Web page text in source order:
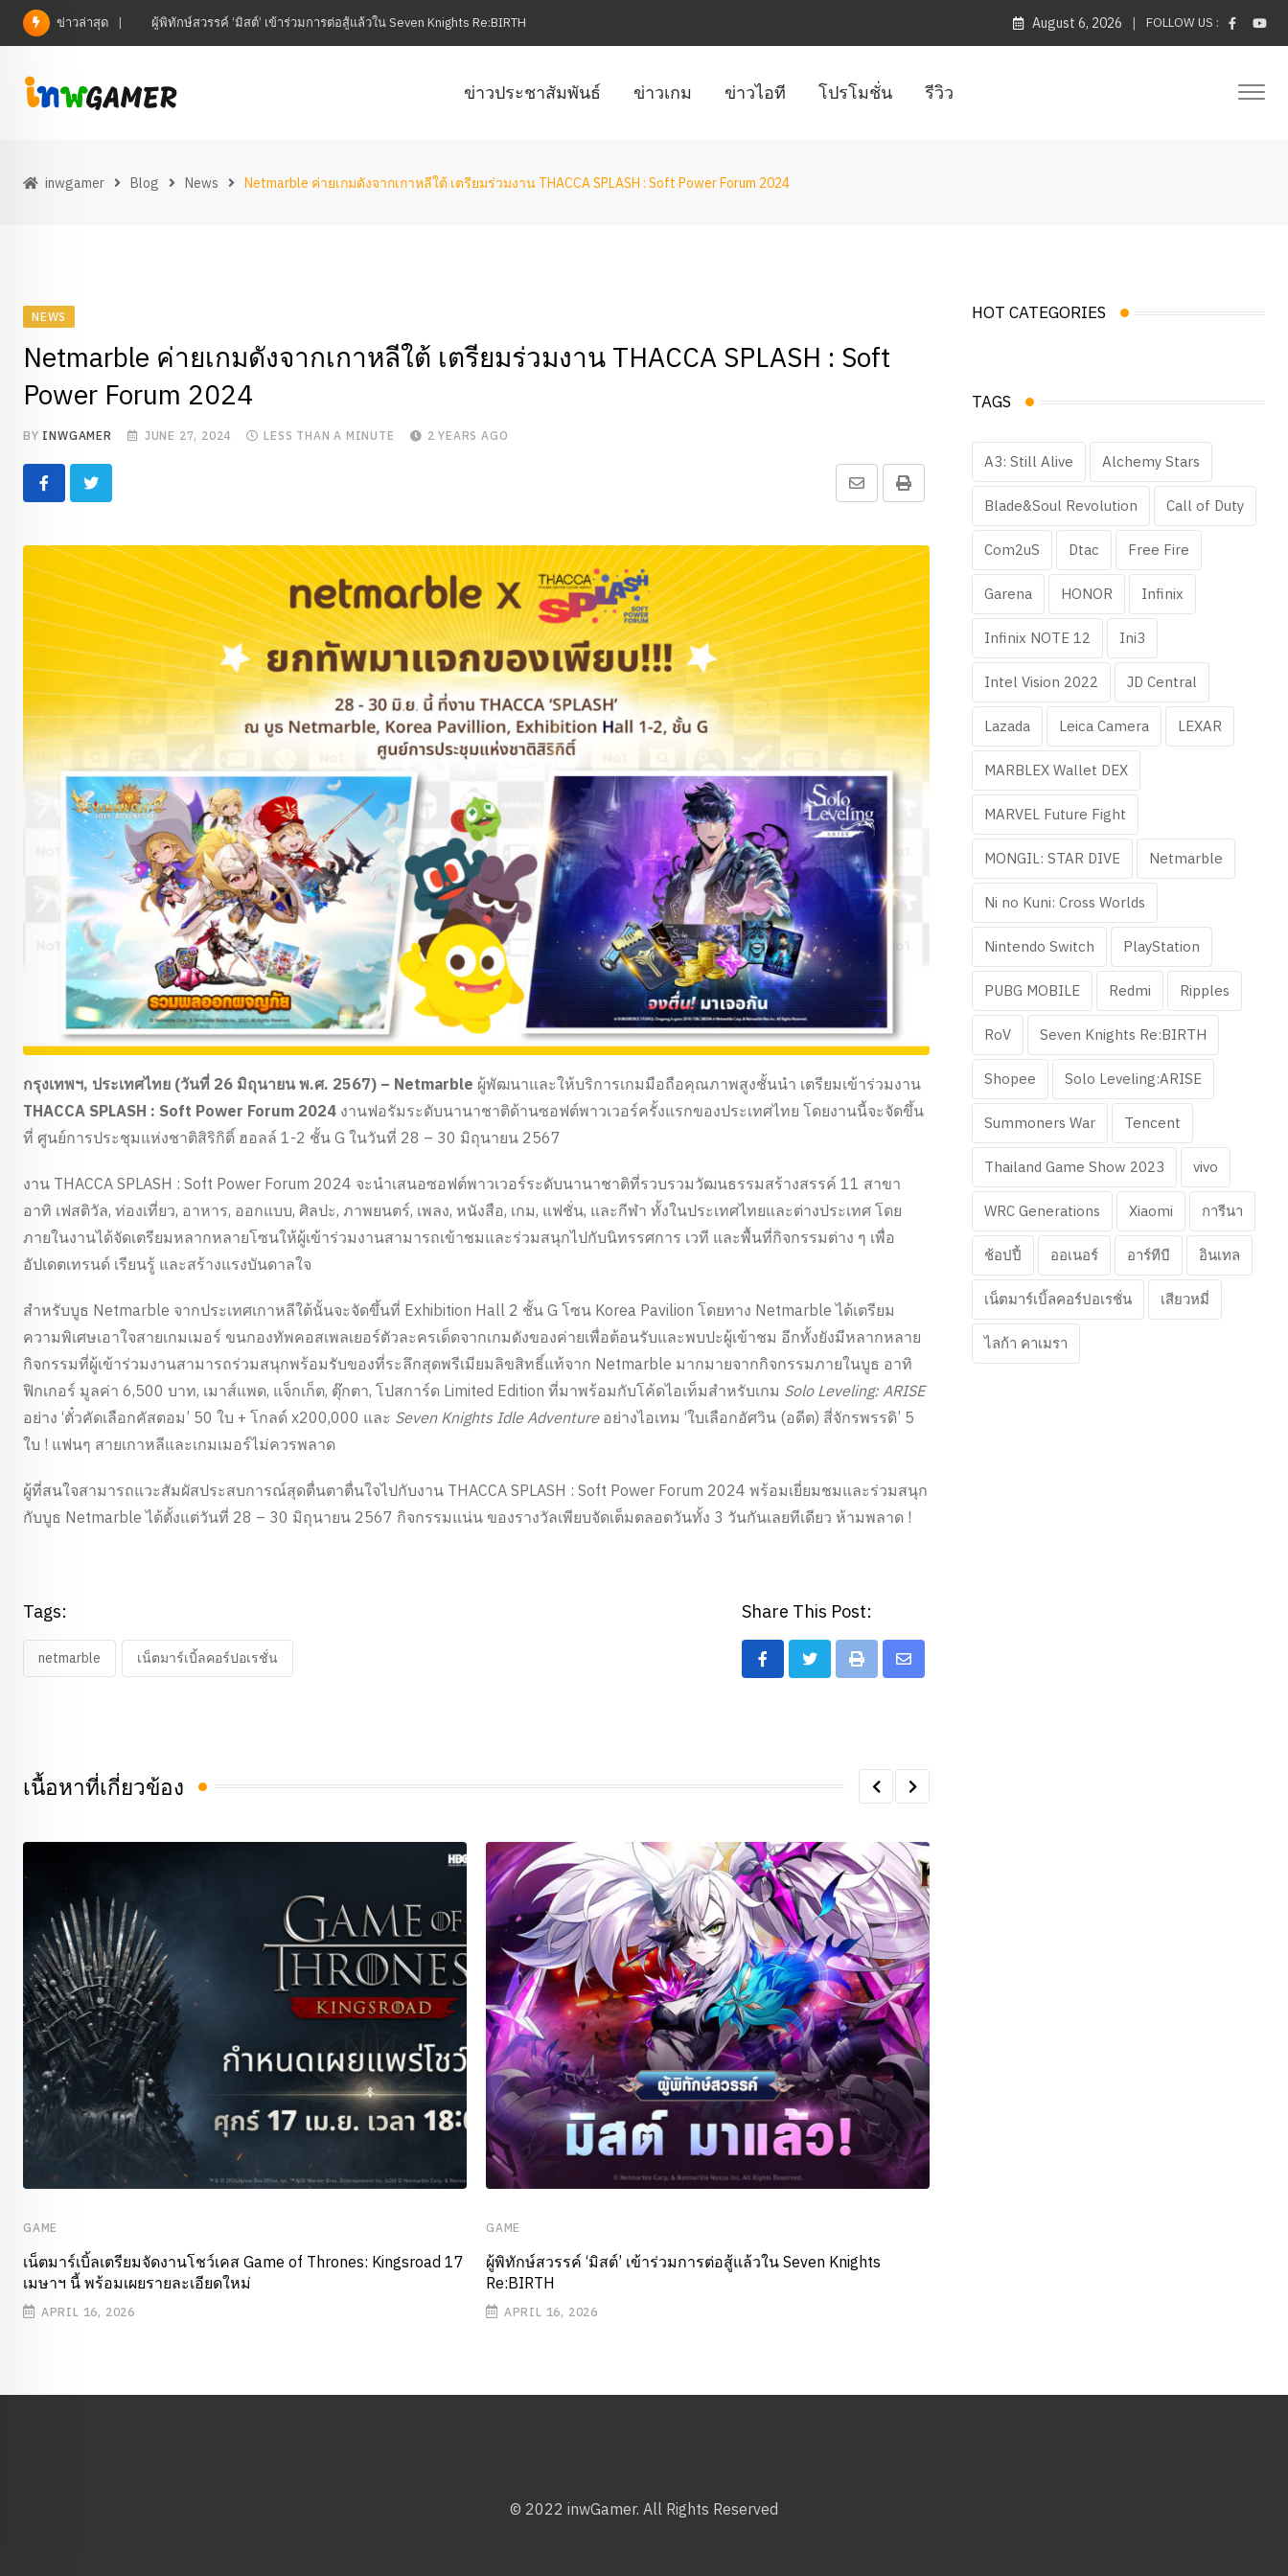
Skip
ข่าวล่าสุด ผู้พิทักษ์สวรรค์ ‘มิสต์’ เข้าร่วมการต่อสู้แล้วใน Seven Knights Re:BIRTH August 6, 2026 FOLLOW US :
ข่าวประชาสัมพันธ์ ข่าวเกม ข่าวไอที โปรโมชั่น รีวิว
inwgamer Blog News Netmarble ค่ายเกมดังจากเกาหลีใต้ เตรียมร่วมงาน THACCA SPLASH : Soft Power Forum 2024
NEWS
Netmarble ค่ายเกมดังจากเกาหลีใต้ เตรียมร่วมงาน THACCA SPLASH : Soft
Power Forum 2024
BY INWGAMER JUNE 27, 2024 LESS THAN A MINUTE 2 YEARS AGO
Print
Share
Email
กรุงเทพฯ, ประเทศไทย (วันที่ 26 มิถุนายน พ.ศ. 2567) – Netmarble ผู้พัฒนาและให้บริการเกมมือถือคุณภาพสูงชั้นนำ เตรียมเข้าร่วมงาน
THACCA SPLASH : Soft Power Forum 2024 งานฟอรัมระดับนานาชาติด้านซอฟต์พาวเวอร์ครั้งแรกของประเทศไทย โดยงานนี้จะจัดขึ้น
ที่ ศูนย์การประชุมแห่งชาติสิริกิติ์ ฮอลล์ 1-2 ชั้น G ในวันที่ 28 – 30 มิถุนายน 2567
งาน THACCA SPLASH : Soft Power Forum 2024 จะนำเสนอซอฟต์พาวเวอร์ระดับนานาชาติที่รวบรวมวัฒนธรรมสร้างสรรค์ 11 สาขา
อาทิ เฟสติวัล, ท่องเที่ยว, อาหาร, ออกแบบ, ศิลปะ, ภาพยนตร์, เพลง, หนังสือ, เกม, แฟชั่น, และกีฬา ทั้งในประเทศไทยและต่างประเทศ โดย
ภายในงานได้จัดเตรียมหลากหลายโซนให้ผู้เข้าร่วมงานสามารถเข้าชมและร่วมสนุกไปกับนิทรรศการ เวที และพื้นที่กิจกรรมต่าง ๆ เพื่อ
อัปเดตเทรนด์ เรียนรู้ และสร้างแรงบันดาลใจ
สำหรับบูธ Netmarble จากประเทศเกาหลีใต้นั้นจะจัดขึ้นที่ Exhibition Hall 2 ชั้น G โซน Korea Pavilion โดยทาง Netmarble ได้เตรียม
ความพิเศษเอาใจสายเกมเมอร์ ขนกองทัพคอสเพลเยอร์ตัวละครเด็ดจากเกมดังของค่ายเพื่อต้อนรับและพบปะผู้เข้าชม อีกทั้งยังมีหลากหลาย
กิจกรรมที่ผู้เข้าร่วมงานสามารถร่วมสนุกพร้อมรับของที่ระลึกสุดพรีเมียมลิขสิทธิ์แท้จาก Netmarble มากมายจากกิจกรรมภายในบูธ อาทิ
ฟิกเกอร์ มูลค่า 6,500 บาท, เมาส์แพด, แจ็กเก็ต, ตุ๊กตา, โปสการ์ด Limited Edition ที่มาพร้อมกับโค้ดไอเท็มสำหรับเกม Solo Leveling: ARISE
อย่าง ‘ตั๋วคัดเลือกคัสตอม’ 50 ใบ + โกลด์ x200,000 และ Seven Knights Idle Adventureอย่างไอเทม ‘ใบเลือกอัศวิน (อดีต) สี่จักรพรรดิ’ 5
ใบ ! แฟนๆ สายเกาหลีและเกมเมอร์ไม่ควรพลาด
ผู้ที่สนใจสามารถแวะสัมผัสประสบการณ์สุดตื่นตาตื่นใจไปกับงาน THACCA SPLASH : Soft Power Forum 2024 พร้อมเยี่ยมชมและร่วมสนุก
กับบูธ Netmarble ได้ตั้งแต่วันที่ 28 – 30 มิถุนายน 2567 กิจกรรมแน่น ของรางวัลเพียบจัดเต็มตลอดวันทั้ง 3 วันกันเลยทีเดียว ห้ามพลาด !
Tags:
netmarble เน็ตมาร์เบิ้ลคอร์ปอเรชั่น
Share This Post:
Print
Share
เนื้อหาที่เกี่ยวข้อง
GAME
เน็ตมาร์เบิ้ลเตรียมจัดงานโชว์เคส Game of Thrones: Kingsroad 17
เมษาฯ นี้ พร้อมเผยรายละเอียดใหม่
APRIL 16, 2026
GAME
ผู้พิทักษ์สวรรค์ ‘มิสต์’ เข้าร่วมการต่อสู้แล้วใน Seven Knights
Re:BIRTH
APRIL 16, 2026
HOT CATEGORIES
TAGS
A3: Still Alive Alchemy Stars
Blade&Soul Revolution Call of Duty
Com2uS Dtac Free Fire
Garena HONOR Infinix
Infinix NOTE 12 Ini3
Intel Vision 2022 JD Central
Lazada Leica Camera LEXAR
MARBLEX Wallet DEX
MARVEL Future Fight
MONGIL: STAR DIVE Netmarble
Ni no Kuni: Cross Worlds
Nintendo Switch PlayStation
PUBG MOBILE Redmi Ripples
RoV Seven Knights Re:BIRTH
Shopee Solo Leveling:ARISE
Summoners War Tencent
Thailand Game Show 2023 vivo
WRC Generations Xiaomi การีนา
ช้อปปี้ ออเนอร์ อาร์ทีบี อินเทล
เน็ตมาร์เบิ้ลคอร์ปอเรชั่น เสียวหมี่
ไลก้า คาเมรา
© 2022 inwGamer. All Rights Reserved